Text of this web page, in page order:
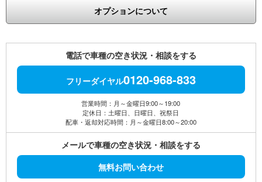
オプションについて
電話で車種の空き状況・相談をする
フリーダイヤル0120-968-833
営業時間：月～金曜日9:00～19:00
定休日：土曜日、日曜日、祝祭日
配車・返却対応時間：月～金曜日8:00～20:00
メールで車種の空き状況・相談をする
無料お問い合わせ